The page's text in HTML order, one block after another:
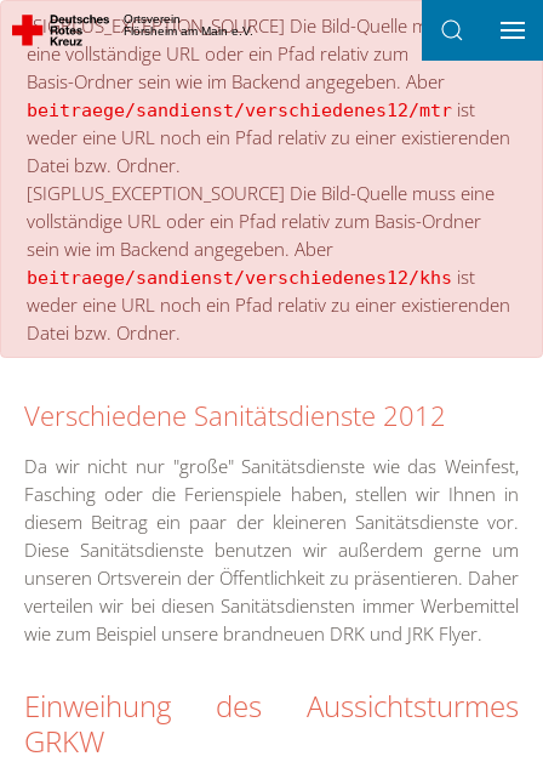
Zum Hauptinhalt springen
Ortsverein
Flörsheim am Main e.V.
×
danger
[SIGPLUS_EXCEPTION_SOURCE] Die Bild-Quelle muss
eine vollständige URL oder ein Pfad relativ zum
Basis-Ordner sein wie im Backend angegeben. Aber
beitraege/sandienst/verschiedenes12/mtr ist
weder eine URL noch ein Pfad relativ zu einer existierenden
Datei bzw. Ordner.
[SIGPLUS_EXCEPTION_SOURCE] Die Bild-Quelle muss eine
vollständige URL oder ein Pfad relativ zum Basis-Ordner
sein wie im Backend angegeben. Aber
beitraege/sandienst/verschiedenes12/khs ist
weder eine URL noch ein Pfad relativ zu einer existierenden
Datei bzw. Ordner.
Verschiedene Sanitätsdienste 2012
Da wir nicht nur "große" Sanitätsdienste wie das Weinfest,
Fasching oder die Ferienspiele haben, stellen wir Ihnen in
diesem Beitrag ein paar der kleineren Sanitätsdienste vor.
Diese Sanitätsdienste benutzen wir außerdem gerne um
unseren Ortsverein der Öffentlichkeit zu präsentieren. Daher
verteilen wir bei diesen Sanitätsdiensten immer Werbemittel
wie zum Beispiel unsere brandneuen DRK und JRK Flyer.
Einweihung des Aussichtsturmes
GRKW